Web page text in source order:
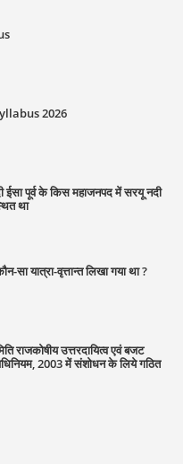
2026
ईसा पूर्व के किस महाजनपद में सरयू नदी
था
सा यात्रा-वृत्तान्त लिखा गया था ?
राजकोषीय उत्तरदायित्व एवं बजट
2003 में संशोधन के लिये गठित